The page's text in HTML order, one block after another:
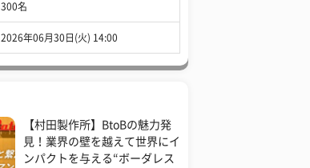
300名
2026年06月30日(火) 14:00
【村田製作所】BtoBの魅力発
見！業界の壁を越えて世界にイ
ンパクトを与える“ボーダレス